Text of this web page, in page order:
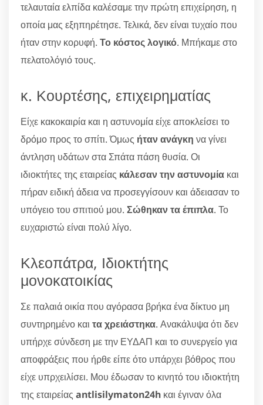
τελαυταία ελπίδα καλέσαμε την πρώτη επιχείρηση, η
οποία μας εξηπηρέτησε. Τελικά, δεν είναι τυχαίο που
ήταν στην κορυφή. Το κόστος λογικό. Μπήκαμε στο
πελατολόγιό τους.
κ. Κουρτέσης, επιχειρηματίας
Είχε κακοκαιρία και η αστυνομία είχε αποκλείσει το
δρόμο προς το σπίτι. Όμως ήταν ανάγκη να γίνει
άντληση υδάτων στα Σπάτα πάση θυσία. Οι
ιδιοκτήτες της εταιρείας κάλεσαν την αστυνομία και
πήραν ειδική άδεια να προσεγγίσουν και άδειασαν το
υπόγειο του σπιτιού μου. Σώθηκαν τα έπιπλα. Το
ευχαριστώ είναι πολύ λίγο.
Κλεοπάτρα, Ιδιοκτήτης
μονοκατοικίας
Σε παλαιά οικία που αγόρασα βρήκα ένα δίκτυο μη
συντηρημένο και τα χρειάστηκα. Ανακάλυψα ότι δεν
υπήρχε σύνδεση με την ΕΥΔΑΠ και το συνεργείο για
αποφράξεις που ήρθε είπε ότο υπάρχει βόθρος που
είχε υπρχειλίσει. Μου έδωσαν το κινητό του ιδιοκτήτη
της εταιρείας antlisilymaton24h και έγιναν όλα